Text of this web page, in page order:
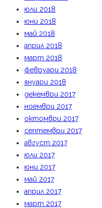
юли 2018
юни 2018
май 2018
април 2018
март 2018
февруари 2018
януари 2018
декември 2017
ноември 2017
октомври 2017
септември 2017
август 2017
юли 2017
юни 2017
май 2017
април 2017
март 2017